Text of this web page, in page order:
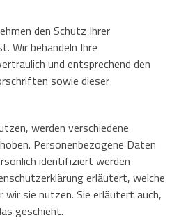
den Schutz Ihrer
Wir behandeln Ihre
und entsprechend den
sowie dieser
werden verschiedene
Personenbezogene Daten
identifiziert werden
erläutert, welche
sie nutzen. Sie erläutert auch,
geschieht.